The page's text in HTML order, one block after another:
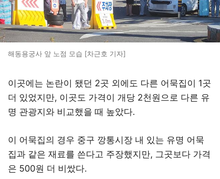
해동용궁사 앞 노점 모습 [차근호 기자]
이곳에는 논란이 됐던 2곳 외에도 다른 어묵집이 1곳
더 있었지만, 이곳도 가격이 개당 2천원으로 다른 유
명 관광지와 비교했을 때 높았다.
이 어묵집의 경우 중구 깡통시장 내 있는 유명 어묵
집과 같은 재료를 쓴다고 주장했지만, 그곳보다 가격
은 500원 더 비쌌다.